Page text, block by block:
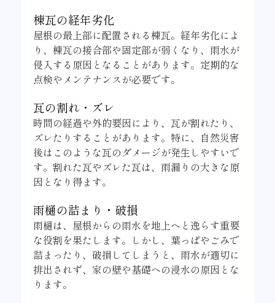
棟瓦の経年劣化
屋根の最上部に配置される棟瓦。経年劣化によ
り、棟瓦の接合部や固定部が弱くなり、雨水が
侵入する原因となることがあります。定期的な
点検やメンテナンスが必要です。
瓦の割れ・ズレ
時間の経過や外的要因により、瓦が割れたり、
ズレたりすることがあります。特に、自然災害
後はこのような瓦のダメージが発生しやすいで
す。割れた瓦やズレた瓦は、雨漏りの大きな原
因となり得ます。
雨樋の詰まり・破損
雨樋は、屋根からの雨水を地上へと逸らす重要
な役割を果たします。しかし、葉っぱやごみで
詰まったり、破損してしまうと、雨水が適切に
排出されず、家の壁や基礎への浸水の原因とな
ります。